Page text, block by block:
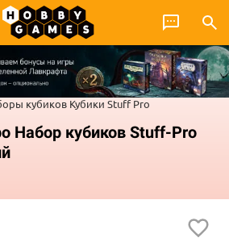
кубиков Кубики Stuff Pro
Набор кубиков Stuff-Pro